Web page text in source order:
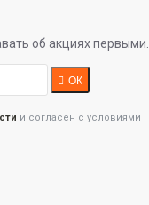
об акциях первыми.
ОК
и согласен с условиями